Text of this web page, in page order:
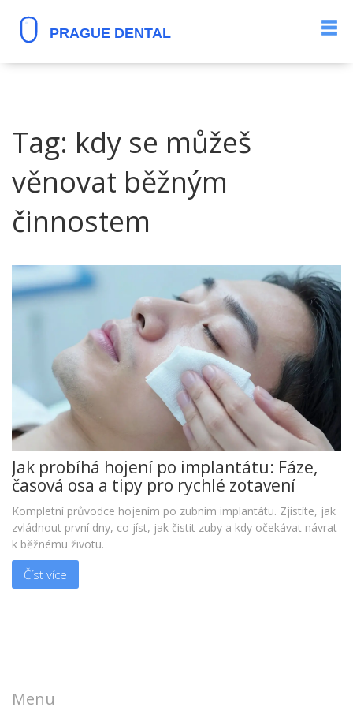
Tag: kdy se můžeš
věnovat běžným
činnostem
Jak probíhá hojení po implantátu: Fáze,
časová osa a tipy pro rychlé zotavení
Kompletní průvodce hojením po zubním implantátu. Zjistíte, jak
zvládnout první dny, co jíst, jak čistit zuby a kdy očekávat návrat
k běžnému životu.
Číst více
Menu